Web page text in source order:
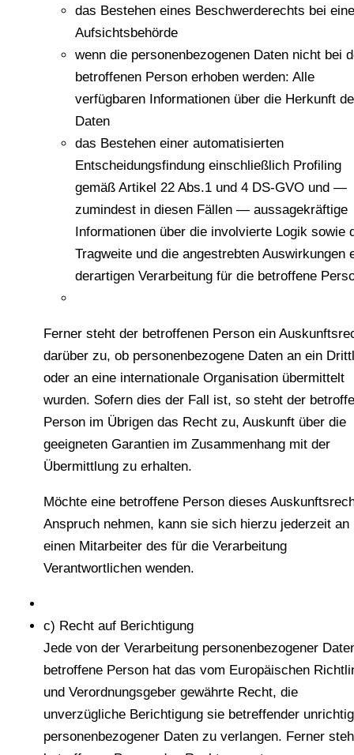
das Bestehen eines Beschwerderechts bei
Aufsichtsbehörde
wenn die personenbezogenen Daten nicht bei
betroffenen Person erhoben werden: Alle
verfügbaren Informationen über die Herkunft
Daten
das Bestehen einer automatisierten
Entscheidungsfindung einschließlich Profiling
gemäß Artikel 22 Abs.1 und 4 DS-GVO und —
zumindest in diesen Fällen — aussagekräftige
Informationen über die involvierte Logik sowie
Tragweite und die angestrebten Auswirkungen
derartigen Verarbeitung für die betroffene
Ferner steht der betroffenen Person ein
darüber zu, ob personenbezogene Daten an ein
oder an eine internationale Organisation übermittelt
wurden. Sofern dies der Fall ist, so steht der
Person im Übrigen das Recht zu, Auskunft über die
geeigneten Garantien im Zusammenhang mit der
Übermittlung zu erhalten.
Möchte eine betroffene Person dieses
Anspruch nehmen, kann sie sich hierzu jederzeit an
einen Mitarbeiter des für die Verarbeitung
Verantwortlichen wenden.
c) Recht auf Berichtigung
Jede von der Verarbeitung personenbezogener
betroffene Person hat das vom Europäischen
und Verordnungsgeber gewährte Recht, die
unverzügliche Berichtigung sie betreffender
personenbezogener Daten zu verlangen. Ferner